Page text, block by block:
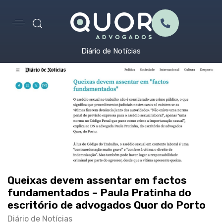
Diário de Notícias
Queixas devem assentar em factos
fundamentados – Paula Pratinha do
escritório de advogados Quor do Porto
Diário de Notícias